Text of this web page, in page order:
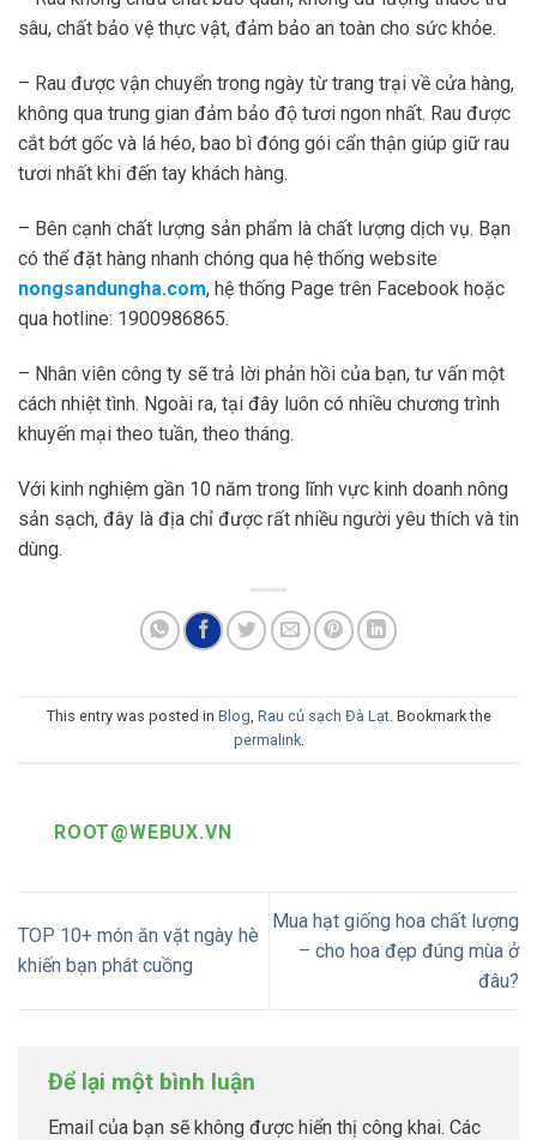
sâu, chất bảo vệ thực vật, đảm bảo an toàn cho sức khỏe.
– Rau được vận chuyển trong ngày từ trang trại về cửa hàng,
không qua trung gian đảm bảo độ tươi ngon nhất. Rau được
cắt bớt gốc và lá héo, bao bì đóng gói cẩn thận giúp giữ rau
tươi nhất khi đến tay khách hàng.
– Bên cạnh chất lượng sản phẩm là chất lượng dịch vụ. Bạn
có thể đặt hàng nhanh chóng qua hệ thống website
nongsandungha.com, hệ thống Page trên Facebook hoặc
qua hotline: 1900986865.
– Nhân viên công ty sẽ trả lời phản hồi của bạn, tư vấn một
cách nhiệt tình. Ngoài ra, tại đây luôn có nhiều chương trình
khuyến mại theo tuần, theo tháng.
Với kinh nghiệm gần 10 năm trong lĩnh vực kinh doanh nông
sản sạch, đây là địa chỉ được rất nhiều người yêu thích và tin
dùng.
This entry was posted in Blog Rau củ sạch Đà Lạt. Bookmark the
permalink.
ROOT@WEBUX.VN
TOP 10+ món ăn vặt ngày hè
khiến bạn phát cuồng
Mua hạt giống hoa chất lượng
– cho hoa đẹp đúng mùa ở
đâu?
Để lại một bình luận
Email của bạn sẽ không được hiển thị công khai. Các